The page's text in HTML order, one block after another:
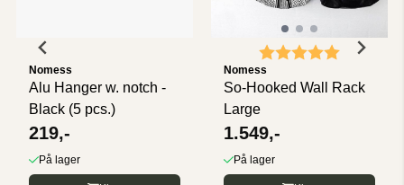
Nomess
Alu Hanger w. notch -
Black (5 pcs.)
219,-
På lager
Karakter: 5.0 av 5
Nomess
So-Hooked Wall Rack
Large
1.549,-
På lager